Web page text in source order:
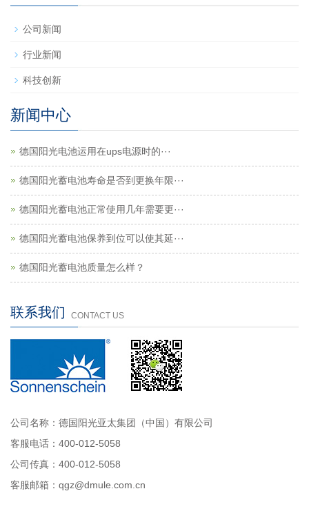
公司新闻
行业新闻
科技创新
新闻中心
德国阳光电池运用在ups电源时的···
德国阳光蓄电池寿命是否到更换年限···
德国阳光蓄电池正常使用几年需要更···
德国阳光蓄电池保养到位可以使其延···
德国阳光蓄电池质量怎么样？
联系我们 CONTACT US
公司名称：德国阳光亚太集团（中国）有限公司
客服电话：400-012-5058
公司传真：400-012-5058
客服邮箱：qgz@dmule.com.cn